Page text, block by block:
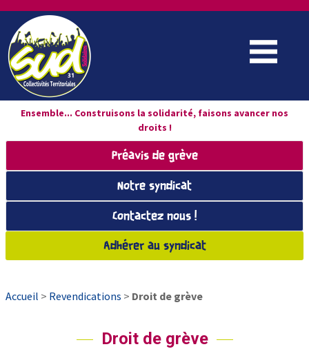
Ensemble... Construisons la solidarité, faisons avancer nos
droits !
Préavis de grève
Notre syndicat
Contactez nous !
Adhérer au syndicat
Accueil > Revendications > Droit de grève
Droit de grève